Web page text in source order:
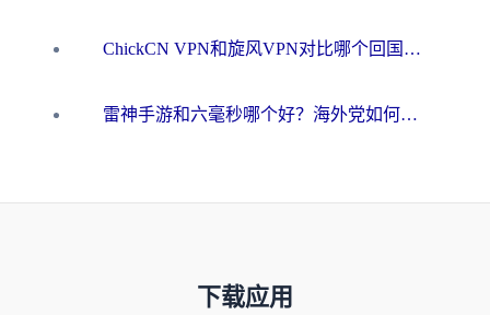
ChickCN VPN和旋风VPN对比哪个回国效果更好？海外用户的选择困境与出路
雷神手游和六毫秒哪个好？海外党如何真正解锁国内资源
下载应用